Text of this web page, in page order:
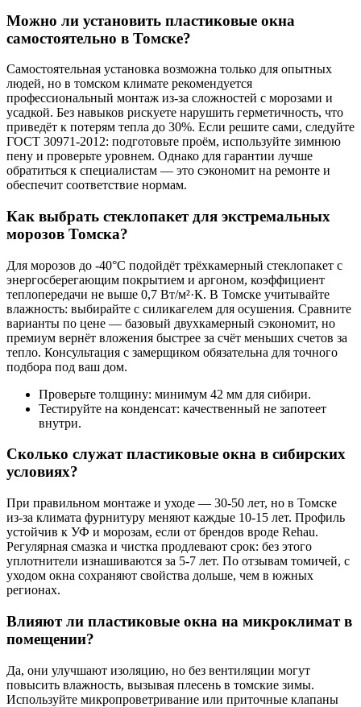
Можно ли установить пластиковые окна
самостоятельно в Томске?
Самостоятельная установка возможна только для опытных
людей, но в томском климате рекомендуется
профессиональный монтаж из-за сложностей с морозами и
усадкой. Без навыков рискуете нарушить герметичность, что
приведёт к потерям тепла до 30%. Если решите сами, следуйте
ГОСТ 30971-2012: подготовьте проём, используйте зимнюю
пену и проверьте уровнем. Однако для гарантии лучше
обратиться к специалистам — это сэкономит на ремонте и
обеспечит соответствие нормам.
Как выбрать стеклопакет для экстремальных
морозов Томска?
Для морозов до -40°C подойдёт трёхкамерный стеклопакет с
энергосберегающим покрытием и аргоном, коэффициент
теплопередачи не выше 0,7 Вт/м²·К. В Томске учитывайте
влажность: выбирайте с силикагелем для осушения. Сравните
варианты по цене — базовый двухкамерный сэкономит, но
премиум вернёт вложения быстрее за счёт меньших счетов за
тепло. Консультация с замерщиком обязательна для точного
подбора под ваш дом.
Проверьте толщину: минимум 42 мм для сибири.
Тестируйте на конденсат: качественный не запотеет
внутри.
Сколько служат пластиковые окна в сибирских
условиях?
При правильном монтаже и уходе — 30-50 лет, но в Томске
из-за климата фурнитуру меняют каждые 10-15 лет. Профиль
устойчив к УФ и морозам, если от брендов вроде Rehau.
Регулярная смазка и чистка продлевают срок: без этого
уплотнители изнашиваются за 5-7 лет. По отзывам томичей, с
уходом окна сохраняют свойства дольше, чем в южных
регионах.
Влияют ли пластиковые окна на микроклимат в
помещении?
Да, они улучшают изоляцию, но без вентиляции могут
повысить влажность, вызывая плесень в томские зимы.
Используйте микропроветривание или приточные клапаны